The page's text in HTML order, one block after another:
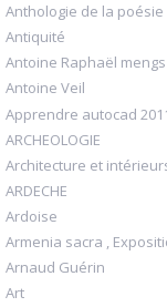
Anthologie de la
Antiquité
Antoine Raphaël mengs
Antoine Veil
Apprendre autocad
ARCHEOLOGIE
Architecture et
ARDECHE
Ardoise
Armenia sacra ,
Arnaud Guérin
Art